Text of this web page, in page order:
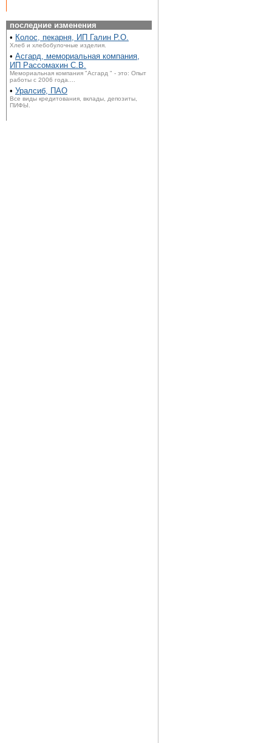
последние изменения
• Колос, пекарня, ИП Галин Р.О.
Хлеб и хлебобулочные изделия.
• Асгард, мемориальная компания,
ИП Рассомахин С.В.
Мемориальная компания "Асгард " - это: Опыт
работы с 2006 года....
• Уралсиб, ПАО
Все виды кредитования, вклады, депозиты,
ПИФЫ.